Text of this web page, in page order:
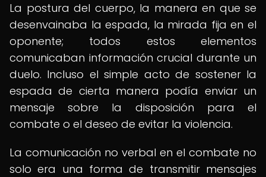
La postura del cuerpo, la manera en que se
desenvainaba la espada, la mirada fija en el
oponente; todos estos elementos
comunicaban información crucial durante un
duelo. Incluso el simple acto de sostener la
espada de cierta manera podía enviar un
mensaje sobre la disposición para el
combate o el deseo de evitar la violencia.
La comunicación no verbal en el combate no
solo era una forma de transmitir mensajes